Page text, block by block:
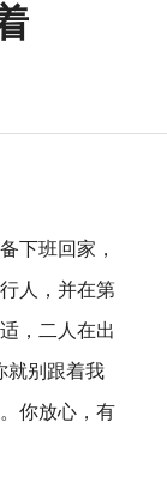
下班回家，
人，并在第
，二人在出
就别跟着我
你放心，有